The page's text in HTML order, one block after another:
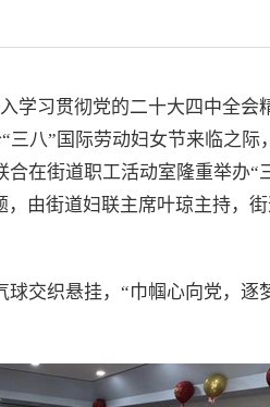
学习贯彻党的二十大四中全会
八”国际劳动妇女节来临之际
在街道职工活动室隆重举办“
由街道妇联主席叶琼主持，
交织悬挂，“巾帼心向党，逐